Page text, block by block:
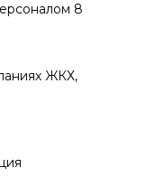
8
ЖКХ,